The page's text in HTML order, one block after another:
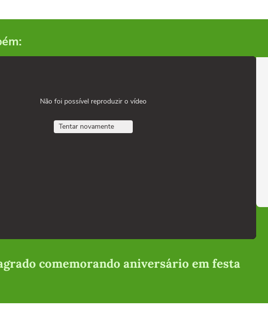
Não foi possível reproduzir o vídeo
Tentar novamente
comemorando aniversário em festa